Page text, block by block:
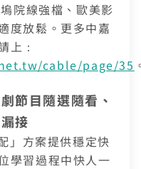
院線強檔、歐美影
度放鬆。更多中嘉
上：
cable/page/35
節目隨選隨看、
接
」方案提供穩定快
學習過程中快人一